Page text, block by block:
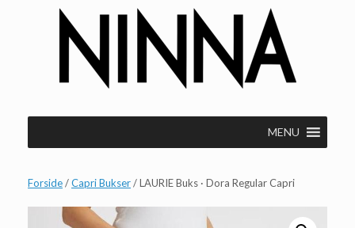
MENU
Forside/Capri Bukser/ LAURIE Buks · Dora Regular Capri